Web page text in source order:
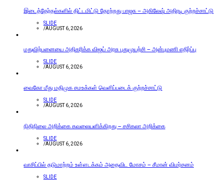
இடைத்தேர்தல்களில் திட்டமிட்டு தோற்றது பாஜக – அகிலேஷ் அதிரடி குற்றச்சாட்டு
SLIDE
/AUGUST 6, 2026
மதுவிற்பனையை அதிகரிக்க விஜய் அரசு புதுமுயற்சி – அன்புமணி எதிர்ப்பு
SLIDE
/AUGUST 6, 2026
வைகோ மீது மதிமுக சமஉக்கள் வெளிப்படைக் குற்றச்சாட்டு
SLIDE
/AUGUST 6, 2026
நிதிநிலை அறிக்கை கவலையளிக்கிறது – சசிகலா அறிக்கை
SLIDE
/AUGUST 6, 2026
வாசிப்பில் தடுமாற்றம் உள்ளடக்கம் அதைவிட மோசம் – சீமான் விமர்சனம்
SLIDE